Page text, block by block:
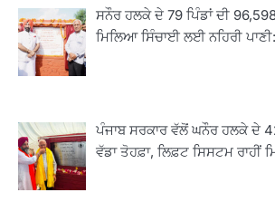
ਸਨੌਰ ਹਲਕੇ ਦੇ 79 ਪਿੰਡਾਂ ਦੀ
ਮਿਲਿਆ ਸਿੰਚਾਈ ਲਈ ਨਹਿਰੀ
ਪੰਜਾਬ ਸਰਕਾਰ ਵੱਲੋਂ ਘਨੌਰ ਹਲਕੇ ਦੇ
ਵੱਡਾ ਤੋਹਫ਼ਾ, ਲਿਫ਼ਟ ਸਿਸਟਮ ਰਾਹੀਂ
2